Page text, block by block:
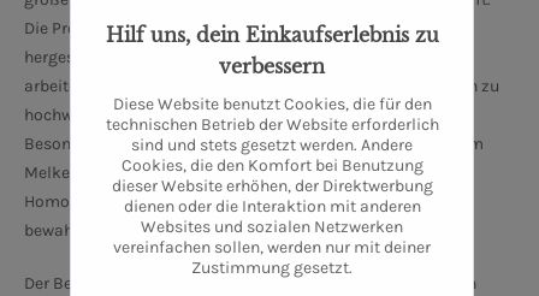
Die Produkte werden nach strengen Demeter-Richtlinien
hergestellt, was bedeutet, dass sie biologisch-dynamisch
arbeiten. Die Molkerei verarbeitet die eigene Bio-Weidemilch zu
hochwertigen Produkten wie Quark, Joghurt und Käse.
Besonders hervorzuheben ist, dass die Milch direkt nach dem
Melken weiterverarbeitet wird, ohne Pasteurisierung oder
Homogenisierung, um einen natürlichen Geschmack zu
bewahren.
Der Betrieb bietet unter anderem verschiedene handwerklich
Hilf uns, dein Einkaufserlebnis zu
verbessern
Diese Website benutzt Cookies, die für den
technischen Betrieb der Website erforderlich
sind und stets gesetzt werden. Andere
Cookies, die den Komfort bei Benutzung
dieser Website erhöhen, der Direktwerbung
dienen oder die Interaktion mit anderen
Websites und sozialen Netzwerken
vereinfachen sollen, werden nur mit deiner
Zustimmung gesetzt.